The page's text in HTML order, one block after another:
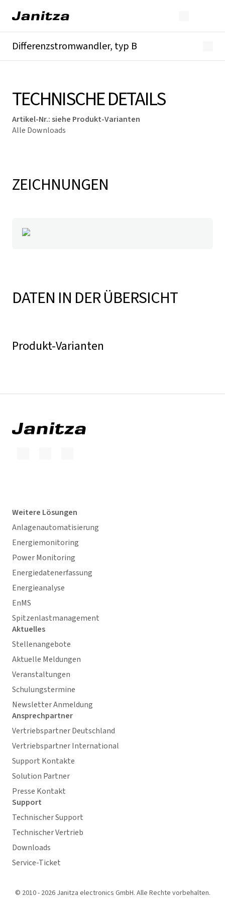
Differenzstromwandler, typ B
TECHNISCHE DETAILS
Artikel-Nr.:siehe Produkt-Varianten
Alle Downloads
ZEICHNUNGEN
DATEN IN DER ÜBERSICHT
Produkt-Varianten
Weitere Lösungen
Anlagenautomatisierung
Energiemonitoring
Power Monitoring
Energiedatenerfassung
Energieanalyse
EnMS
Spitzenlastmanagement
Aktuelles
Stellenangebote
Aktuelle Meldungen
Veranstaltungen
Schulungstermine
Newsletter Anmeldung
Ansprechpartner
Vertriebspartner Deutschland
Vertriebspartner International
Support Kontakte
Solution Partner
Presse Kontakt
Support
Technischer Support
Technischer Vertrieb
Downloads
Service-Ticket
© 2010 - 2026 Janitza electronics GmbH. Alle Rechte vorbehalten.